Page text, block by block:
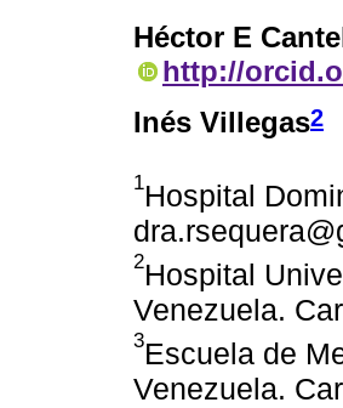
Héctor E
http://
Inés Villegas2
1Hospital
2Hospital
Venezuela.
3Escuela de
Venezuela.